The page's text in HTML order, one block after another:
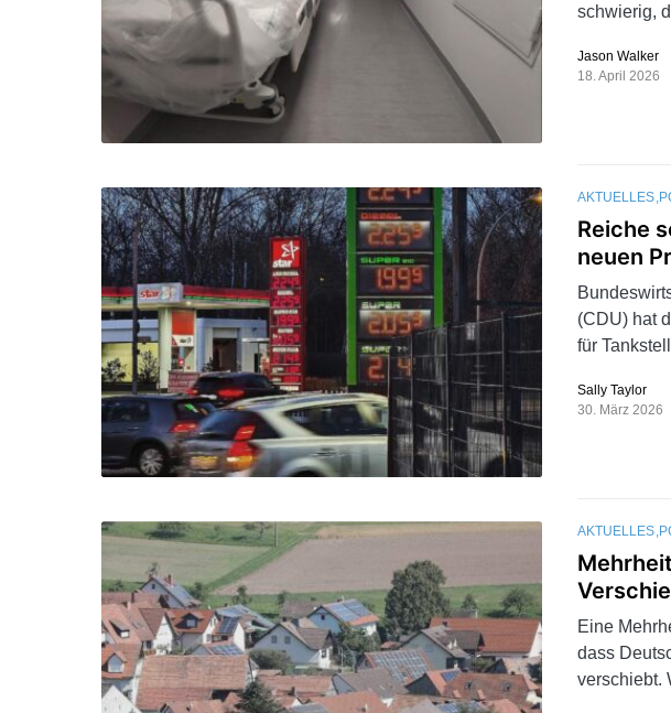
schwierig,
Jason Walker
18. April 2026
AKTUELLES
Reiche
neuen
(CDU) hat
für
Sally Taylor
30. März 2026
AKTUELLES
Eine
dass
verschiebt.